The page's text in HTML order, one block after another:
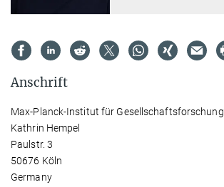
Anschrift
Max-Planck-Institut für Gesellschaftsforschung
Kathrin Hempel
Paulstr. 3
50676 Köln
Germany